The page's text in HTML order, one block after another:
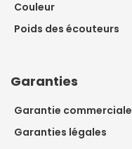
Couleur
Poids des écouteurs
Garanties
Garantie commerciale
Garanties légales